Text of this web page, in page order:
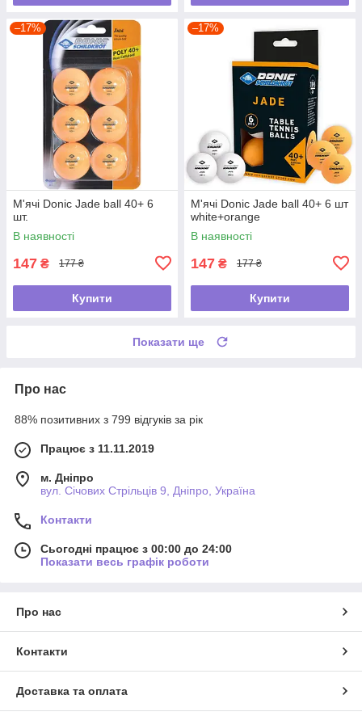
–17%
М'ячі Donic Jade ball 40+ 6
шт.
В наявності
147 ₴ 177 ₴
Купити
–17%
М'ячі Donic Jade ball 40+ 6 шт
white+orange
В наявності
147 ₴ 177 ₴
Купити
Показати ще
Про нас
88% позитивних з 799 відгуків за рік
Працює з 11.11.2019
м. Дніпро
вул. Січових Стрільців 9, Дніпро, Україна
Контакти
Сьогодні працює з 00:00 до 24:00
Показати весь графік роботи
Про нас
Контакти
Доставка та оплата